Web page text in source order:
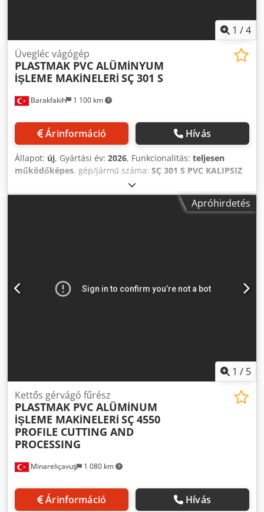
1 /4
Barakfakih 1 100 km
Üvegléc vágógép
PLASTMAK PVC ALÜMİNYUM
İŞLEME MAKİNELERİ SÇ 301 S
Árinformáció Hívás
Állapot: új, Gyártási év: 2026, Funkcionalitás: teljesen
működőképes, gép/jármű száma: SÇ 301 S PVC KALIPSIZ
MODEL (MOLDLESS) CAM ÇITASI KESME MAKİNASI
szabványoknak megfelelő. • A PVC lécprofilok 45 fokos
vágása 4 fűrésszel történik. • Beállítás 12 különböző
Cedoq U Tbrjpfx Al Nsrf • Légpisztoly. • Állítható vágási
sebesség. • Digitális mérőcsatlakozás lehetősége. •
Apróhirdetés
1 / 5
Minareliçavuş 1 080 km
Kettős gérvágó fűrész
PLASTMAK PVC ALÜMİNUM
İŞLEME MAKİNELERİ SÇ 4550
PROFILE CUTTING AND
PROCESSING
Árinformáció Hívás